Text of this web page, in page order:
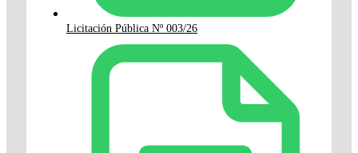
Licitación Pública Nº 003/26